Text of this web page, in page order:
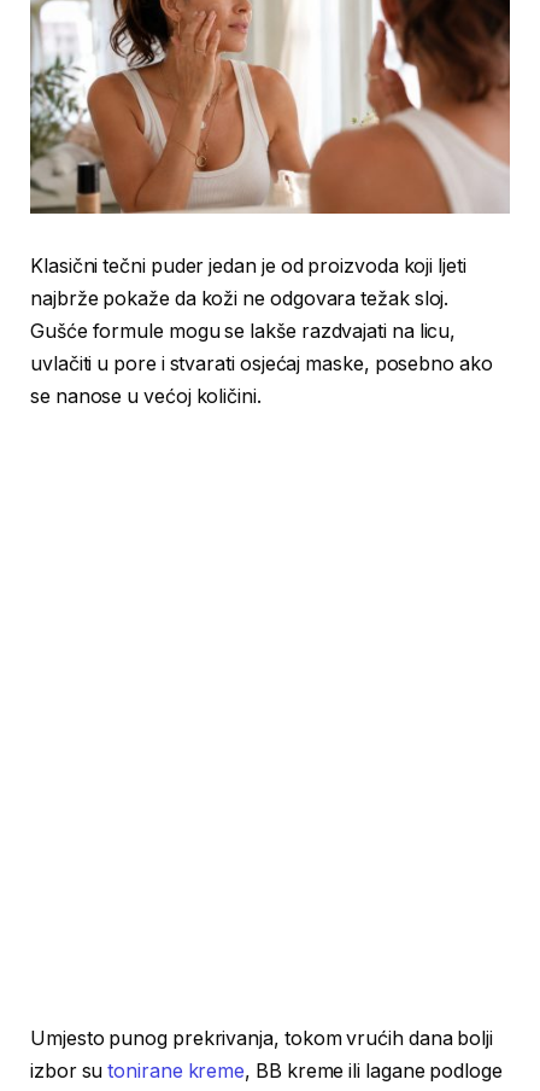
Klasični tečni puder jedan je od proizvoda koji ljeti
najbrže pokaže da koži ne odgovara težak sloj.
Gušće formule mogu se lakše razdvajati na licu,
uvlačiti u pore i stvarati osjećaj maske, posebno ako
se nanose u većoj količini.
Umjesto punog prekrivanja, tokom vrućih dana bolji
izbor sutonirane kreme, BB kreme ili lagane podloge